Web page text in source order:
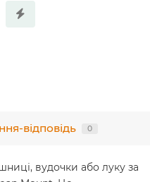
відповідь 0
вудочки або луку за